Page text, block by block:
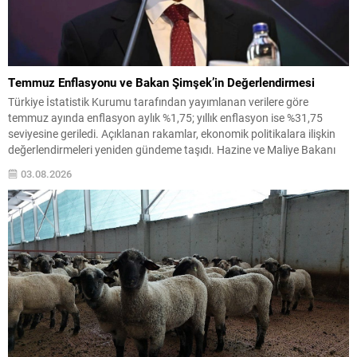
Temmuz Enflasyonu ve Bakan Şimşek’in Değerlendirmesi
Türkiye İstatistik Kurumu tarafından yayımlanan verilere göre
temmuz ayında enflasyon aylık %1,75; yıllık enflasyon ise %31,75
seviyesine geriledi. Açıklanan rakamlar, ekonomik politikalara ilişkin
değerlendirmeleri yeniden gündeme taşıdı. Hazine ve Maliye Bakanı
Mehmet Şimşek, verilerle ilgili olarak sosyal medya hesabından yaptığı
paylaşımda dezenflasyon sürecinin sürdüğünü vurguladı ve alınan
tedbirlerin etkisine işaret...
03.08.2026